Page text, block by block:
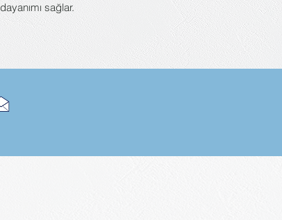
dayanımı sağlar.